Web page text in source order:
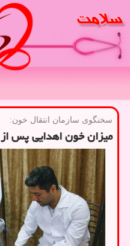
سخنگوی سازمان انتقال خون:
میزان خون اهدایی پس از 24 ساعت جبران می شود